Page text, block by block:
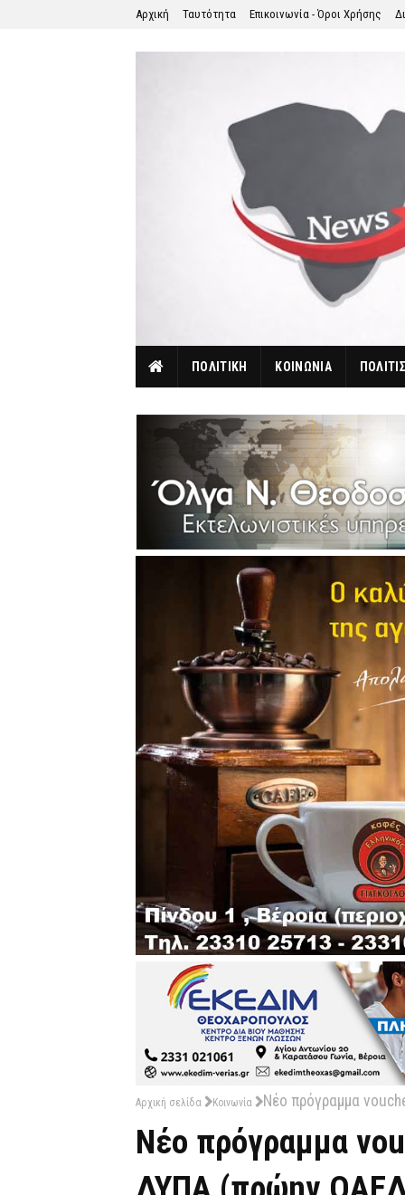
Αρχική Ταυτότητα Επικοινωνία - Όροι Χρήσης
ΠΟΛΙΤΙΚΗ ΚΟΙΝΩΝΙΑ
Αρχική σελίδα Κοινωνία Νέο πρόγραμμα
Νέο πρόγραμμα